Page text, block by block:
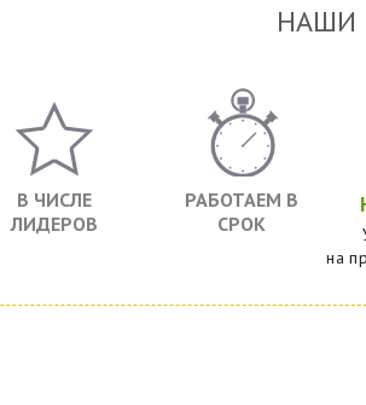
НАШИ
В ЧИСЛЕ
ЛИДЕРОВ
РАБОТАЕМ В
СРОК
на